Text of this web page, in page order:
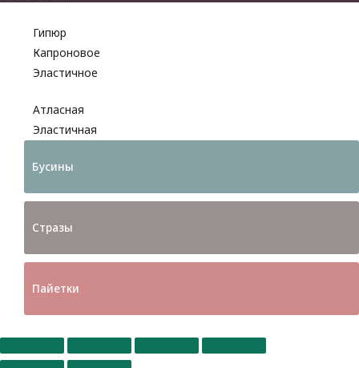
Гипюр
Капроновое
Эластичное
Атласная
Эластичная
Бусины
Стразы
Пайетки